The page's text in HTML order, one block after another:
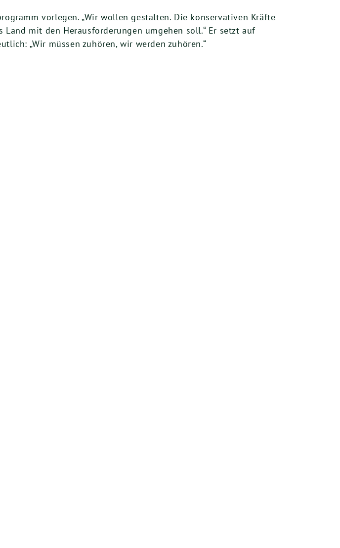
vorlegen. „Wir wollen gestalten. Die konservativen Kräfte
mit den Herausforderungen umgehen soll.“ Er setzt auf
„Wir müssen zuhören, wir werden zuhören.“